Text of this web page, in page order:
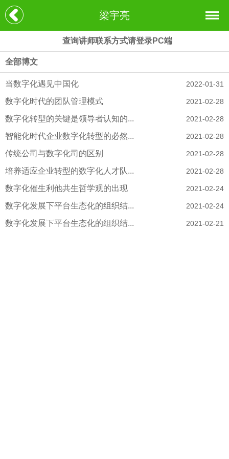
梁宇亮
查询讲师联系方式请登录PC端
全部博文
当数字化遇见中国化 2022-01-31
数字化时代的团队管理模式 2021-02-28
数字化转型的关键是领导者认知的... 2021-02-28
智能化时代企业数字化转型的必然... 2021-02-28
传统公司与数字化司的区别 2021-02-28
培养适应企业转型的数字化人才队... 2021-02-28
数字化催生利他共生哲学观的出现 2021-02-24
数字化发展下平台生态化的组织结... 2021-02-24
数字化发展下平台生态化的组织结... 2021-02-21